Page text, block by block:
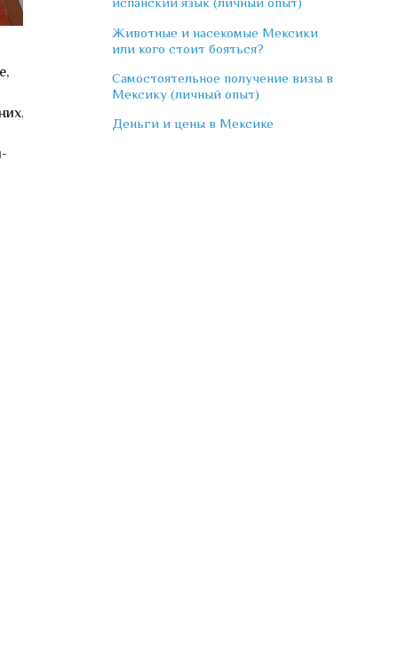
Животные и насекомые Мексики
или кого стоит бояться?
Самостоятельное получение визы в
Мексику (личный опыт)
Деньги и цены в Мексике